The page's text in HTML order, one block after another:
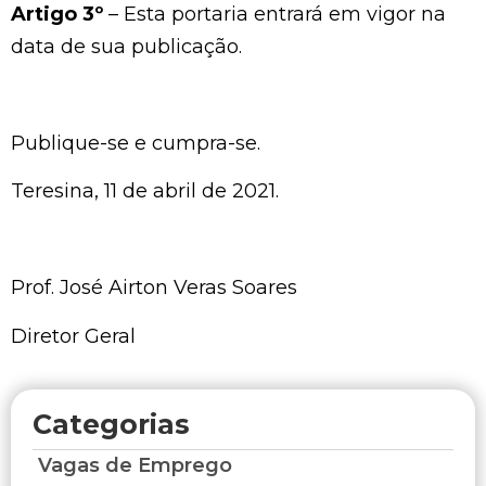
Artigo 3º – Esta portaria entrará em vigor na
data de sua publicação.
Publique-se e cumpra-se.
Teresina, 11 de abril de 2021.
Prof. José Airton Veras Soares
Diretor Geral
Categorias
Vagas de Emprego